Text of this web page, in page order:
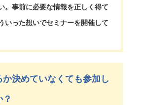
。事前に必要な情報を正しく得て
いった想いでセミナーを開催して
か決めていなくても参加し